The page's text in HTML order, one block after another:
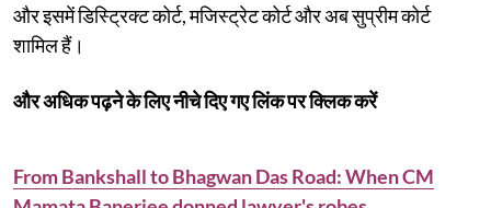
और इसमें डिस्ट्रिक्ट कोर्ट, मजिस्ट्रेट कोर्ट और अब सुप्रीम कोर्ट
शामिल हैं।
और अधिक पढ़ने के लिए नीचे दिए गए लिंक पर क्लिक करें
From Bankshall to Bhagwan Das Road: When CM